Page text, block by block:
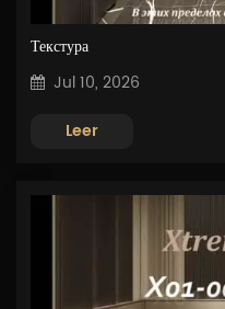
Текстура
Jul 10, 2026
Leer